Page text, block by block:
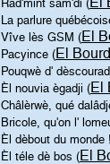
Rad'mint sam'di (
La parlure
Vîve lès GSM (El
Pacyince (El
Pouqwè d'
Èl nouvia ègadji (El
Châlèrwè, qué
Bricole, qu'on l'
Èl dèbout du monde
Èl téle dè bos (El